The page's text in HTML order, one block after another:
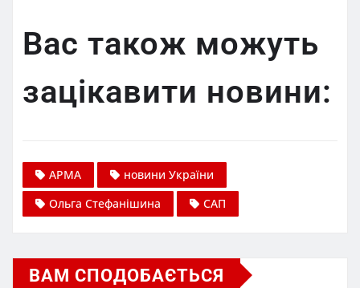
Вас також можуть
зацікавити новини:
АРМА
новини України
Ольга Стефанішина
САП
ВАМ СПОДОБАЄТЬСЯ